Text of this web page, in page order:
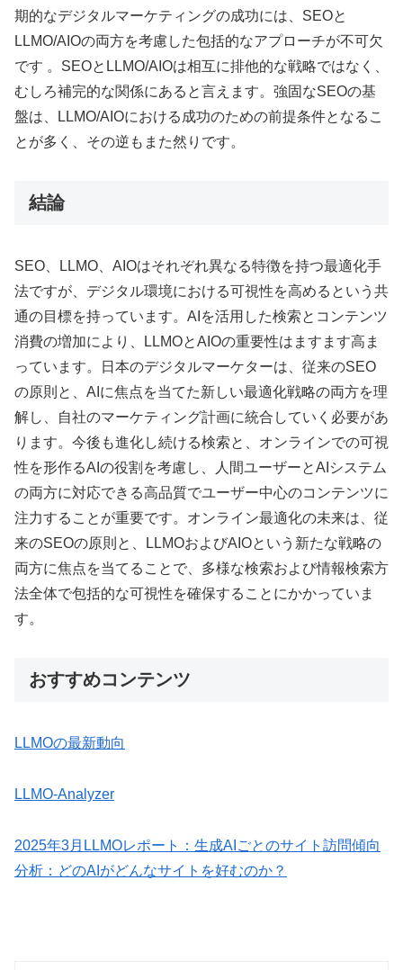
期的なデジタルマーケティングの成功には、SEOと
LLMO/AIOの両方を考慮した包括的なアプローチが不可欠
です 。SEOとLLMO/AIOは相互に排他的な戦略ではなく、
むしろ補完的な関係にあると言えます。強固なSEOの基
盤は、LLMO/AIOにおける成功のための前提条件となるこ
とが多く、その逆もまた然りです。
結論
SEO、LLMO、AIOはそれぞれ異なる特徴を持つ最適化手
法ですが、デジタル環境における可視性を高めるという共
通の目標を持っています。AIを活用した検索とコンテンツ
消費の増加により、LLMOとAIOの重要性はますます高ま
っています。日本のデジタルマーケターは、従来のSEO
の原則と、AIに焦点を当てた新しい最適化戦略の両方を理
解し、自社のマーケティング計画に統合していく必要があ
ります。今後も進化し続ける検索と、オンラインでの可視
性を形作るAIの役割を考慮し、人間ユーザーとAIシステム
の両方に対応できる高品質でユーザー中心のコンテンツに
注力することが重要です。オンライン最適化の未来は、従
来のSEOの原則と、LLMOおよびAIOという新たな戦略の
両方に焦点を当てることで、多様な検索および情報検索方
法全体で包括的な可視性を確保することにかかっていま
す。
おすすめコンテンツ
LLMOの最新動向
LLMO-Analyzer
2025年3月LLMOレポート：生成AIごとのサイト訪問傾向
分析：どのAIがどんなサイトを好むのか？